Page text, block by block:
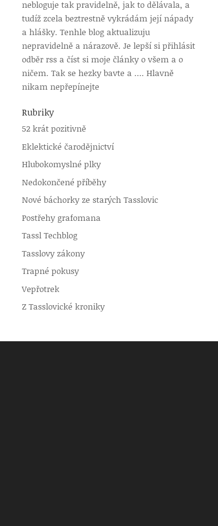
nebloguje tak pravidelně, jak to dělávala, a
tudíž zcela beztrestně vykrádám její nápady
a hlášky. Tenhle blog aktualizuju
nepravidelně a nárazově. Je lepší si přihlásit
odběr rss a číst si moje články o všem a o
ničem. Tak se hezky bavte a …. Hlavně
nikam nepřepínejte
Rubriky
52 krát pozitivně
Eklektické čarodějnictví
Hlubokomyslné plky
Nedokončené příběhy
Nové báchorky ze starých Tasslovic
Postřehy grafomana
Tassl Techblog
Tasslovy zákony
Trapné pokusy
Vepřotrek
Z Tasslovické kroniky